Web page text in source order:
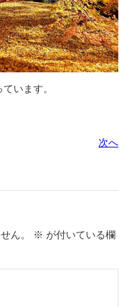
います。
次へ
ん。
※ が付いている欄